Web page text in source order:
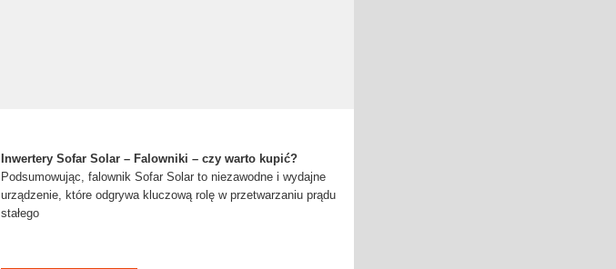
Inwertery Sofar Solar – Falowniki – czy warto kupić?
Podsumowując, falownik Sofar Solar to niezawodne i wydajne
urządzenie, które odgrywa kluczową rolę w przetwarzaniu prądu
stałego